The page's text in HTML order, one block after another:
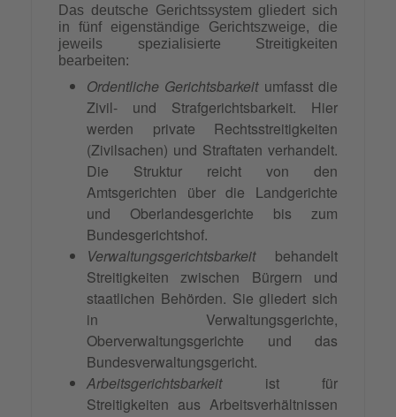
Das deutsche Gerichtssystem gliedert sich
in fünf eigenständige Gerichtszweige, die
jeweils spezialisierte Streitigkeiten
bearbeiten:
Ordentliche Gerichtsbarkeitumfasst die
Zivil- und Strafgerichtsbarkeit. Hier
werden private Rechtsstreitigkeiten
(Zivilsachen) und Straftaten verhandelt.
Die Struktur reicht von den
Amtsgerichten über die Landgerichte
und Oberlandesgerichte bis zum
Bundesgerichtshof.
Verwaltungsgerichtsbarkeitbehandelt
Streitigkeiten zwischen Bürgern und
staatlichen Behörden. Sie gliedert sich
in Verwaltungsgerichte,
Oberverwaltungsgerichte und das
Bundesverwaltungsgericht.
Arbeitsgerichtsbarkeitist für
Streitigkeiten aus Arbeitsverhältnissen